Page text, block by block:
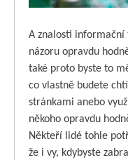
A znalosti informační
názoru opravdu
také proto byste to
co vlastně budete
stránkami anebo
někoho opravdu
Někteří lidé tohle
že i vy, kdybyste